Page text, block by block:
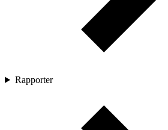
Rapporter